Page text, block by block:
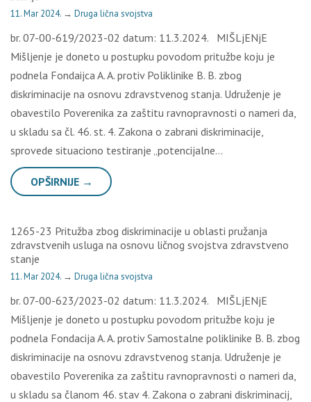
11. Mar 2024. → Druga lična svojstva
br. 07-00-619/2023-02 datum: 11.3.2024. MIŠLjENjE
Mišljenje je doneto u postupku povodom pritužbe koju je
podnela Fondaijca A. A. protiv Poliklinike B. B. zbog
diskriminacije na osnovu zdravstvenog stanja. Udruženje je
obavestilo Poverenika za zaštitu ravnopravnosti o nameri da,
u skladu sa čl. 46. st. 4. Zakona o zabrani diskriminacije,
sprovede situaciono testiranje „potencijalne…
OPŠIRNIJE →
1265-23 Pritužba zbog diskriminacije u oblasti pružanja
zdravstvenih usluga na osnovu ličnog svojstva zdravstveno
stanje
11. Mar 2024. → Druga lična svojstva
br. 07-00-623/2023-02 datum: 11.3.2024. MIŠLjENjE
Mišljenje je doneto u postupku povodom pritužbe koju je
podnela Fondacija A. A. protiv Samostalne poliklinike B. B. zbog
diskriminacije na osnovu zdravstvenog stanja. Udruženje je
obavestilo Poverenika za zaštitu ravnopravnosti o nameri da,
u skladu sa članom 46. stav 4. Zakona o zabrani diskriminacij,